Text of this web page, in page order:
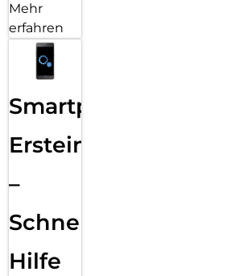
Mehr
erfahren
Smartphone
Ersteinrichtung
–
Schnelle
Hilfe